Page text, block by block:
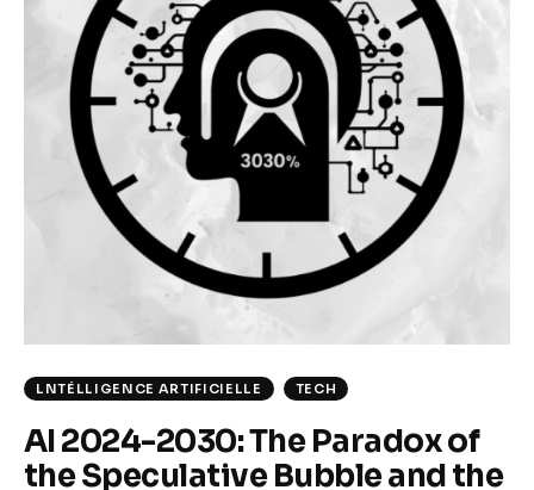
Climate
Markets
Tech
Reports
Shop
LNTÉLLIGENCE ARTIFICIELLE TECH
AI 2024-2030: The Paradox of
the Speculative Bubble and the